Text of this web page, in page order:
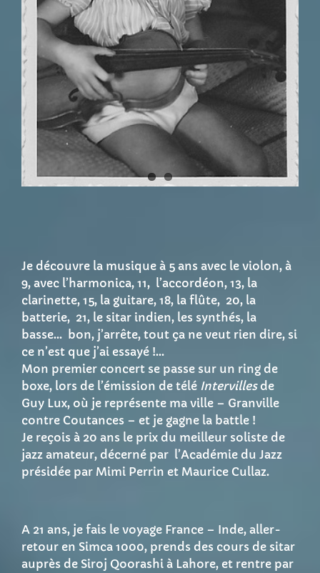
Je découvre la musique à 5 ans avec le violon, à
9, avec l’harmonica, 11, l’accordéon, 13, la
clarinette, 15, la guitare, 18, la flûte, 20, la
batterie, 21, le sitar indien, les synthés, la
basse… bon, j’arrête, tout ça ne veut rien dire, si
ce n’est que j’ai essayé !…
Mon premier concert se passe sur un ring de
boxe, lors de l’émission de télé Intervillesde
Guy Lux, où je représente ma ville – Granville
contre Coutances – et je gagne la battle !
Je reçois à 20 ans le prix du meilleur soliste de
jazz amateur, décerné par l’Académie du Jazz
présidée par Mimi Perrin et Maurice Cullaz.
A 21 ans, je fais le voyage France – Inde, aller-
retour en Simca 1000, prends des cours de sitar
auprès de Siroj Qoorashi à Lahore, et rentre par